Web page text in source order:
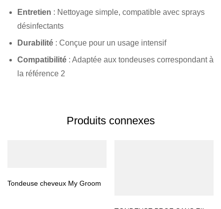
Entretien : Nettoyage simple, compatible avec sprays
désinfectants
Durabilité : Conçue pour un usage intensif
Compatibilité : Adaptée aux tondeuses correspondant à
la référence 2
Produits connexes
Tondeuse cheveux My Groom